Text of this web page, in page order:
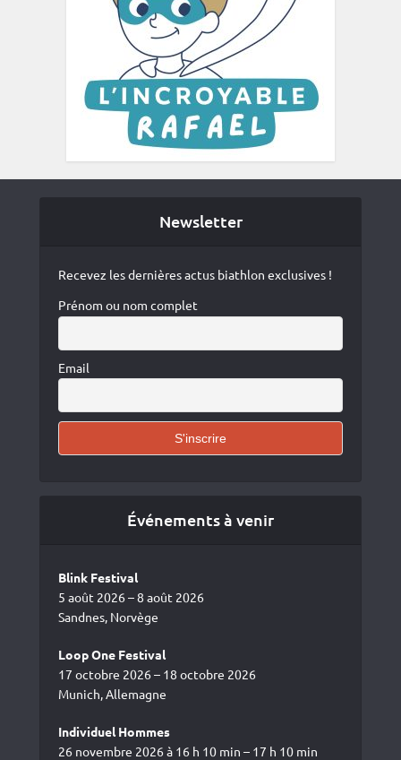
Newsletter
Recevez les dernières actus biathlon exclusives !
Prénom ou nom complet
Email
Événements à venir
Blink Festival
5 août 2026 – 8 août 2026
Sandnes, Norvège
Loop One Festival
17 octobre 2026 – 18 octobre 2026
Munich, Allemagne
Individuel Hommes
26 novembre 2026 à 16 h 10 min – 17 h 10 min